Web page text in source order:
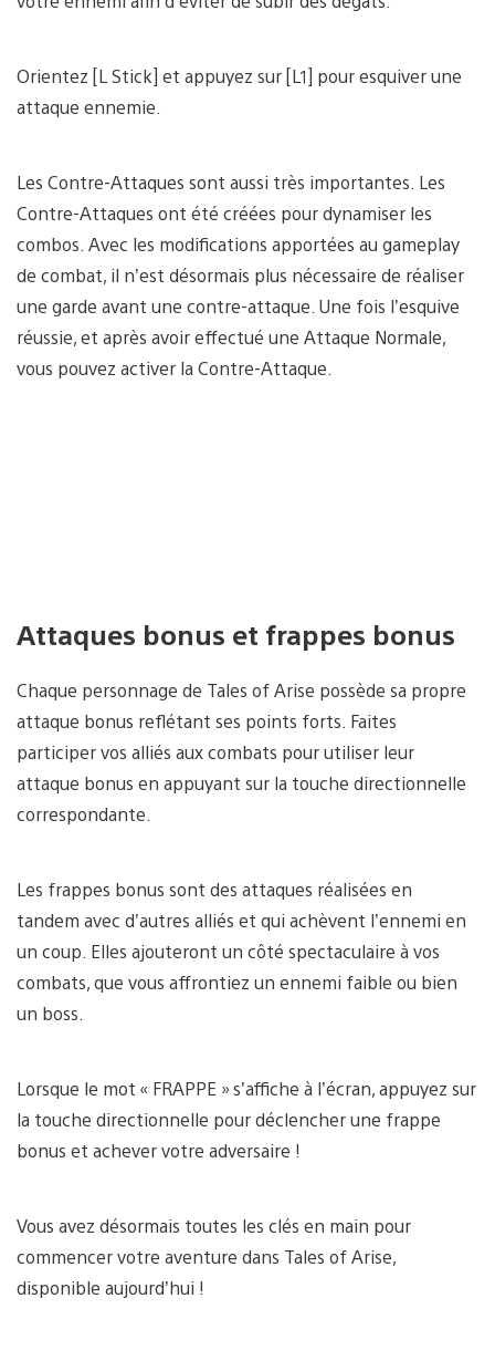
Orientez [L Stick] et appuyez sur [L1] pour esquiver une
attaque ennemie.
Les Contre-Attaques sont aussi très importantes. Les
Contre-Attaques ont été créées pour dynamiser les
combos. Avec les modifications apportées au gameplay
de combat, il n’est désormais plus nécessaire de réaliser
une garde avant une contre-attaque. Une fois l’esquive
réussie, et après avoir effectué une Attaque Normale,
vous pouvez activer la Contre-Attaque.
Attaques bonus et frappes bonus
Chaque personnage de Tales of Arise possède sa propre
attaque bonus reflétant ses points forts. Faites
participer vos alliés aux combats pour utiliser leur
attaque bonus en appuyant sur la touche directionnelle
correspondante.
Les frappes bonus sont des attaques réalisées en
tandem avec d’autres alliés et qui achèvent l’ennemi en
un coup. Elles ajouteront un côté spectaculaire à vos
combats, que vous affrontiez un ennemi faible ou bien
un boss.
Lorsque le mot « FRAPPE » s’affiche à l’écran, appuyez sur
la touche directionnelle pour déclencher une frappe
bonus et achever votre adversaire !
Vous avez désormais toutes les clés en main pour
commencer votre aventure dans Tales of Arise,
disponible aujourd’hui !